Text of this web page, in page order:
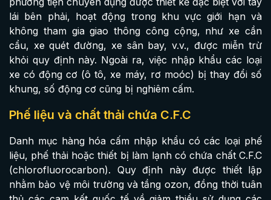
lái bên phải, hoạt động trong khu vực giới hạn và
không tham gia giao thông công cộng, như xe cần
cẩu, xe quét đường, xe sân bay, v.v., được miễn trừ
khỏi quy định này. Ngoài ra, việc nhập khẩu các loại
xe có động cơ (ô tô, xe máy, rơ moóc) bị thay đổi số
khung, số động cơ cũng bị nghiêm cấm.
Phế liệu và chất thải chứa C.F.C
Danh mục hàng hóa cấm nhập khẩu có các loại phế
liệu, phế thải hoặc thiết bị làm lạnh có chứa chất C.F.C
(chlorofluorocarbon). Quy định này được thiết lập
nhằm bảo vệ môi trường và tầng ozon, đồng thời tuân